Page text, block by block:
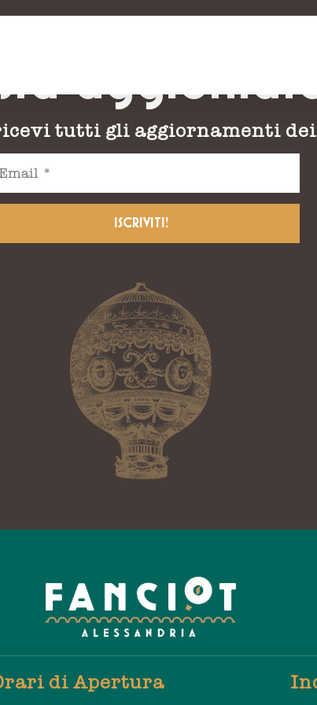
tutti gli aggiornamenti
di Apertura